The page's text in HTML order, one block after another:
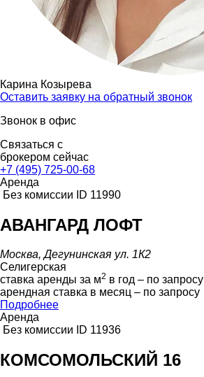
Карина Козырева
Оставить заявку на обратный звонок
Звонок в офис
Связаться с
брокером сейчас
+7 (495) 725-00-68
Аренда
Без комиссии
ID 11990
АВАНГАРД ЛОФТ
Москва, Дегунинская ул. 1К2
Селигерская
ставка аренды за м2 в год – по запросу
арендная ставка в месяц – по запросу
Подробнее
Аренда
Без комиссии
ID 11936
КОМСОМОЛЬСКИЙ 16